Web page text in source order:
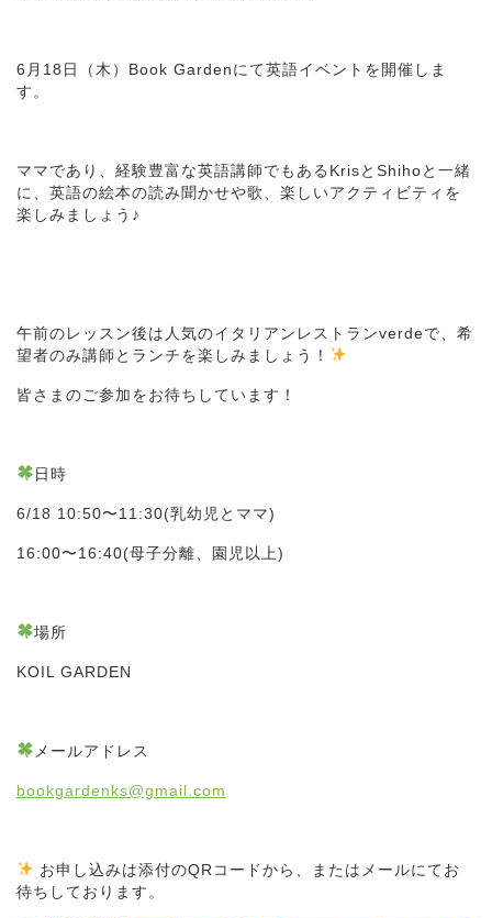
6月18日（木）Book Gardenにて英語イベントを開催しま
す。
ママであり、経験豊富な英語講師でもあるKrisとShihoと一緒
に、英語の絵本の読み聞かせや歌、楽しいアクティビティを
楽しみましょう♪
午前のレッスン後は人気のイタリアンレストランverdeで、希
望者のみ講師とランチを楽しみましょう！
皆さまのご参加をお待ちしています！
日時
6/18 10:50〜11:30(乳幼児とママ)
16:00〜16:40(母子分離、園児以上)
場所
KOIL GARDEN
メールアドレス
bookgardenks@gmail.com
お申し込みは添付のQRコードから、またはメールにてお
待ちしております。